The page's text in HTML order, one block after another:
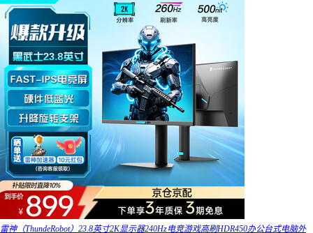
雷神（ThundeRobot）23.8英寸2K显示器240Hz电竞游戏高刷HDR450办公台式电脑外